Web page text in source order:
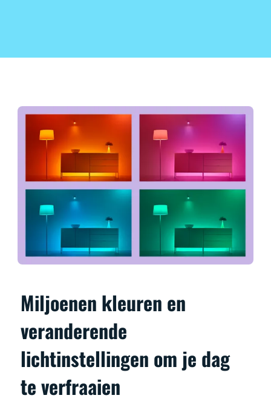
Miljoenen kleuren en
veranderende
lichtinstellingen om je dag
te verfraaien